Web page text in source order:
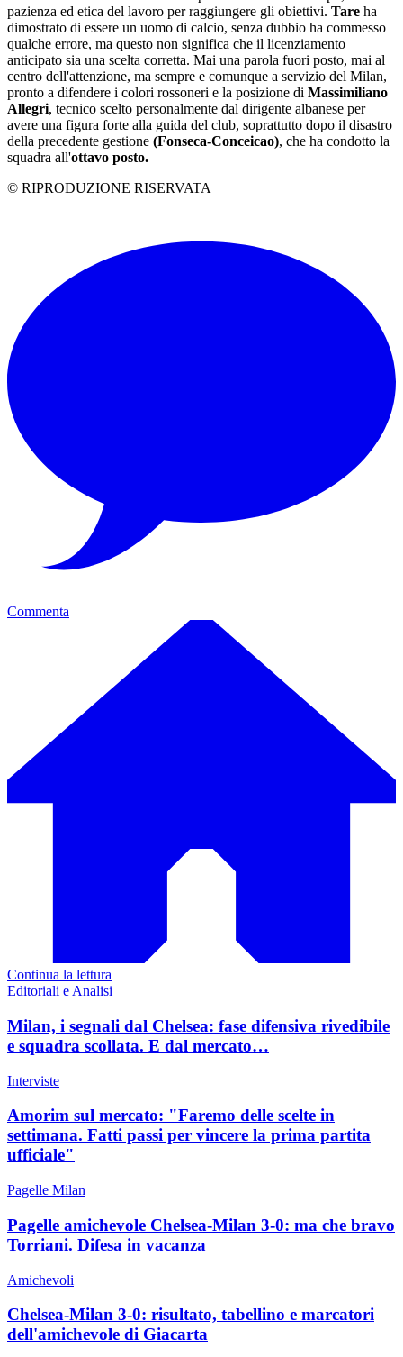
pazienza ed etica del lavoro per raggiungere gli obiettivi. Tare ha
dimostrato di essere un uomo di calcio, senza dubbio ha commesso
qualche errore, ma questo non significa che il licenziamento
anticipato sia una scelta corretta. Mai una parola fuori posto, mai al
centro dell'attenzione, ma sempre e comunque a servizio del Milan,
pronto a difendere i colori rossoneri e la posizione di Massimiliano
Allegri, tecnico scelto personalmente dal dirigente albanese per
avere una figura forte alla guida del club, soprattutto dopo il disastro
della precedente gestione (Fonseca-Conceicao), che ha condotto la
squadra all'ottavo posto.
© RIPRODUZIONE RISERVATA
Commenta
Continua la lettura
Editoriali e Analisi
Milan, i segnali dal Chelsea: fase difensiva rivedibile
e squadra scollata. E dal mercato…
Interviste
Amorim sul mercato: "Faremo delle scelte in
settimana. Fatti passi per vincere la prima partita
ufficiale"
Pagelle Milan
Pagelle amichevole Chelsea-Milan 3-0: ma che bravo
Torriani. Difesa in vacanza
Amichevoli
Chelsea-Milan 3-0: risultato, tabellino e marcatori
dell'amichevole di Giacarta